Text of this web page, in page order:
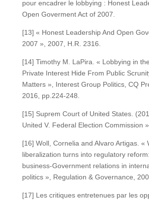
pour encadrer le lobbying : Honest
Open Goverment Act of 2007.
[13] « Honest Leadership And Open
2007 », 2007, H.R. 2316.
[14] Timothy M. LaPira. « Lobbying in
Private Interest Hide From Public
Matters », Interest Group Politics, CQ
2016, pp.224-248.
[15] Suprem Court of United States.
United V. Federal Election Commission
[16] Woll, Cornelia and Alvaro Artigas. «
liberalization turns into regulatory
business-Government relations in
politics », Regulation & Governance,
[17] Les critiques entretenues par les